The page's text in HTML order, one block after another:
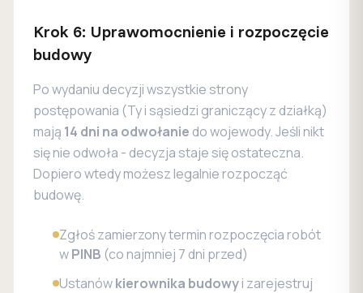
Krok 6: Uprawomocnienie i rozpoczęcie
budowy
Po wydaniu decyzji wszystkie strony
postępowania (Ty i sąsiedzi graniczący z działką)
mają 14 dni na odwołanie do wojewody. Jeśli nikt
się nie odwoła - decyzja staje się ostateczna.
Dopiero wtedy możesz legalnie rozpocząć
budowę.
Zgłoś zamierzony termin rozpoczęcia robót
wPINB (co najmniej 7 dni przed)
Ustanówkierownika budowyi zarejestruj